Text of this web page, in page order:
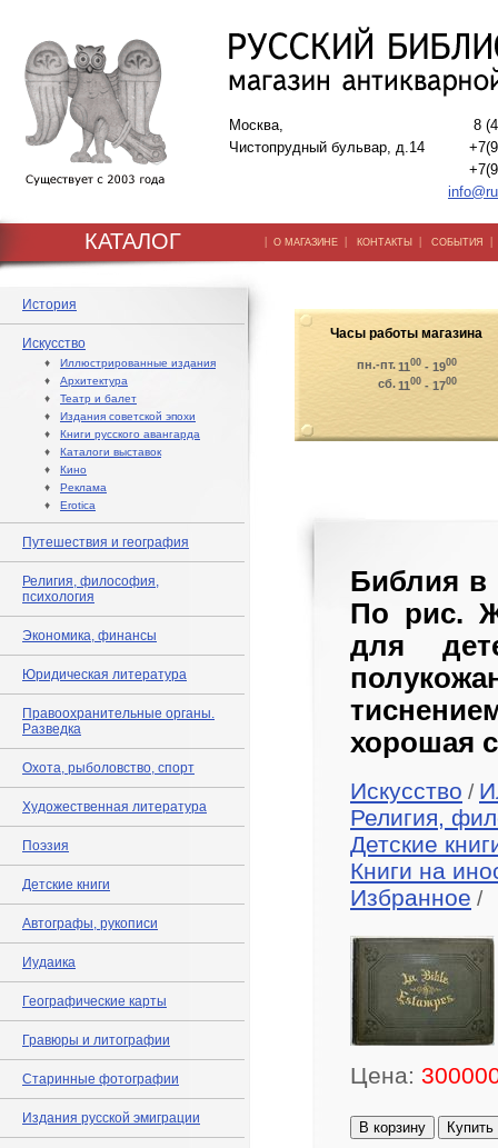
Москва,
Чистопрудный бульвар, д.14
8
КАТАЛОГ | О МАГАЗИНЕ | КОНТАКТЫ | СОБЫТИЯ
История
Искусство
♦ Иллюстрированные издания
♦ Архитектура
♦ Театр и балет
♦ Издания советской эпохи
♦ Книги русского авангарда
♦ Каталоги выставок
♦ Кино
♦ Реклама
♦ Erotica
Путешествия и география
Религия, философия,
психология
Экономика, финансы
Юридическая литература
Правоохранительные органы.
Разведка
Охота, рыболовство, спорт
Художественная литература
Поэзия
Детские книги
Автографы, рукописи
Иудаика
Географические карты
Гравюры и литографии
Старинные фотографии
Издания русской эмиграции
Часы работы магазина
пн.-пт.1100 - 1900
сб.1100 - 1700
Библия в
По рис.
для
хорошая
Искусство /
Религия,
Детские
Книги на
Избранное /
Цена:
В корзину Купить